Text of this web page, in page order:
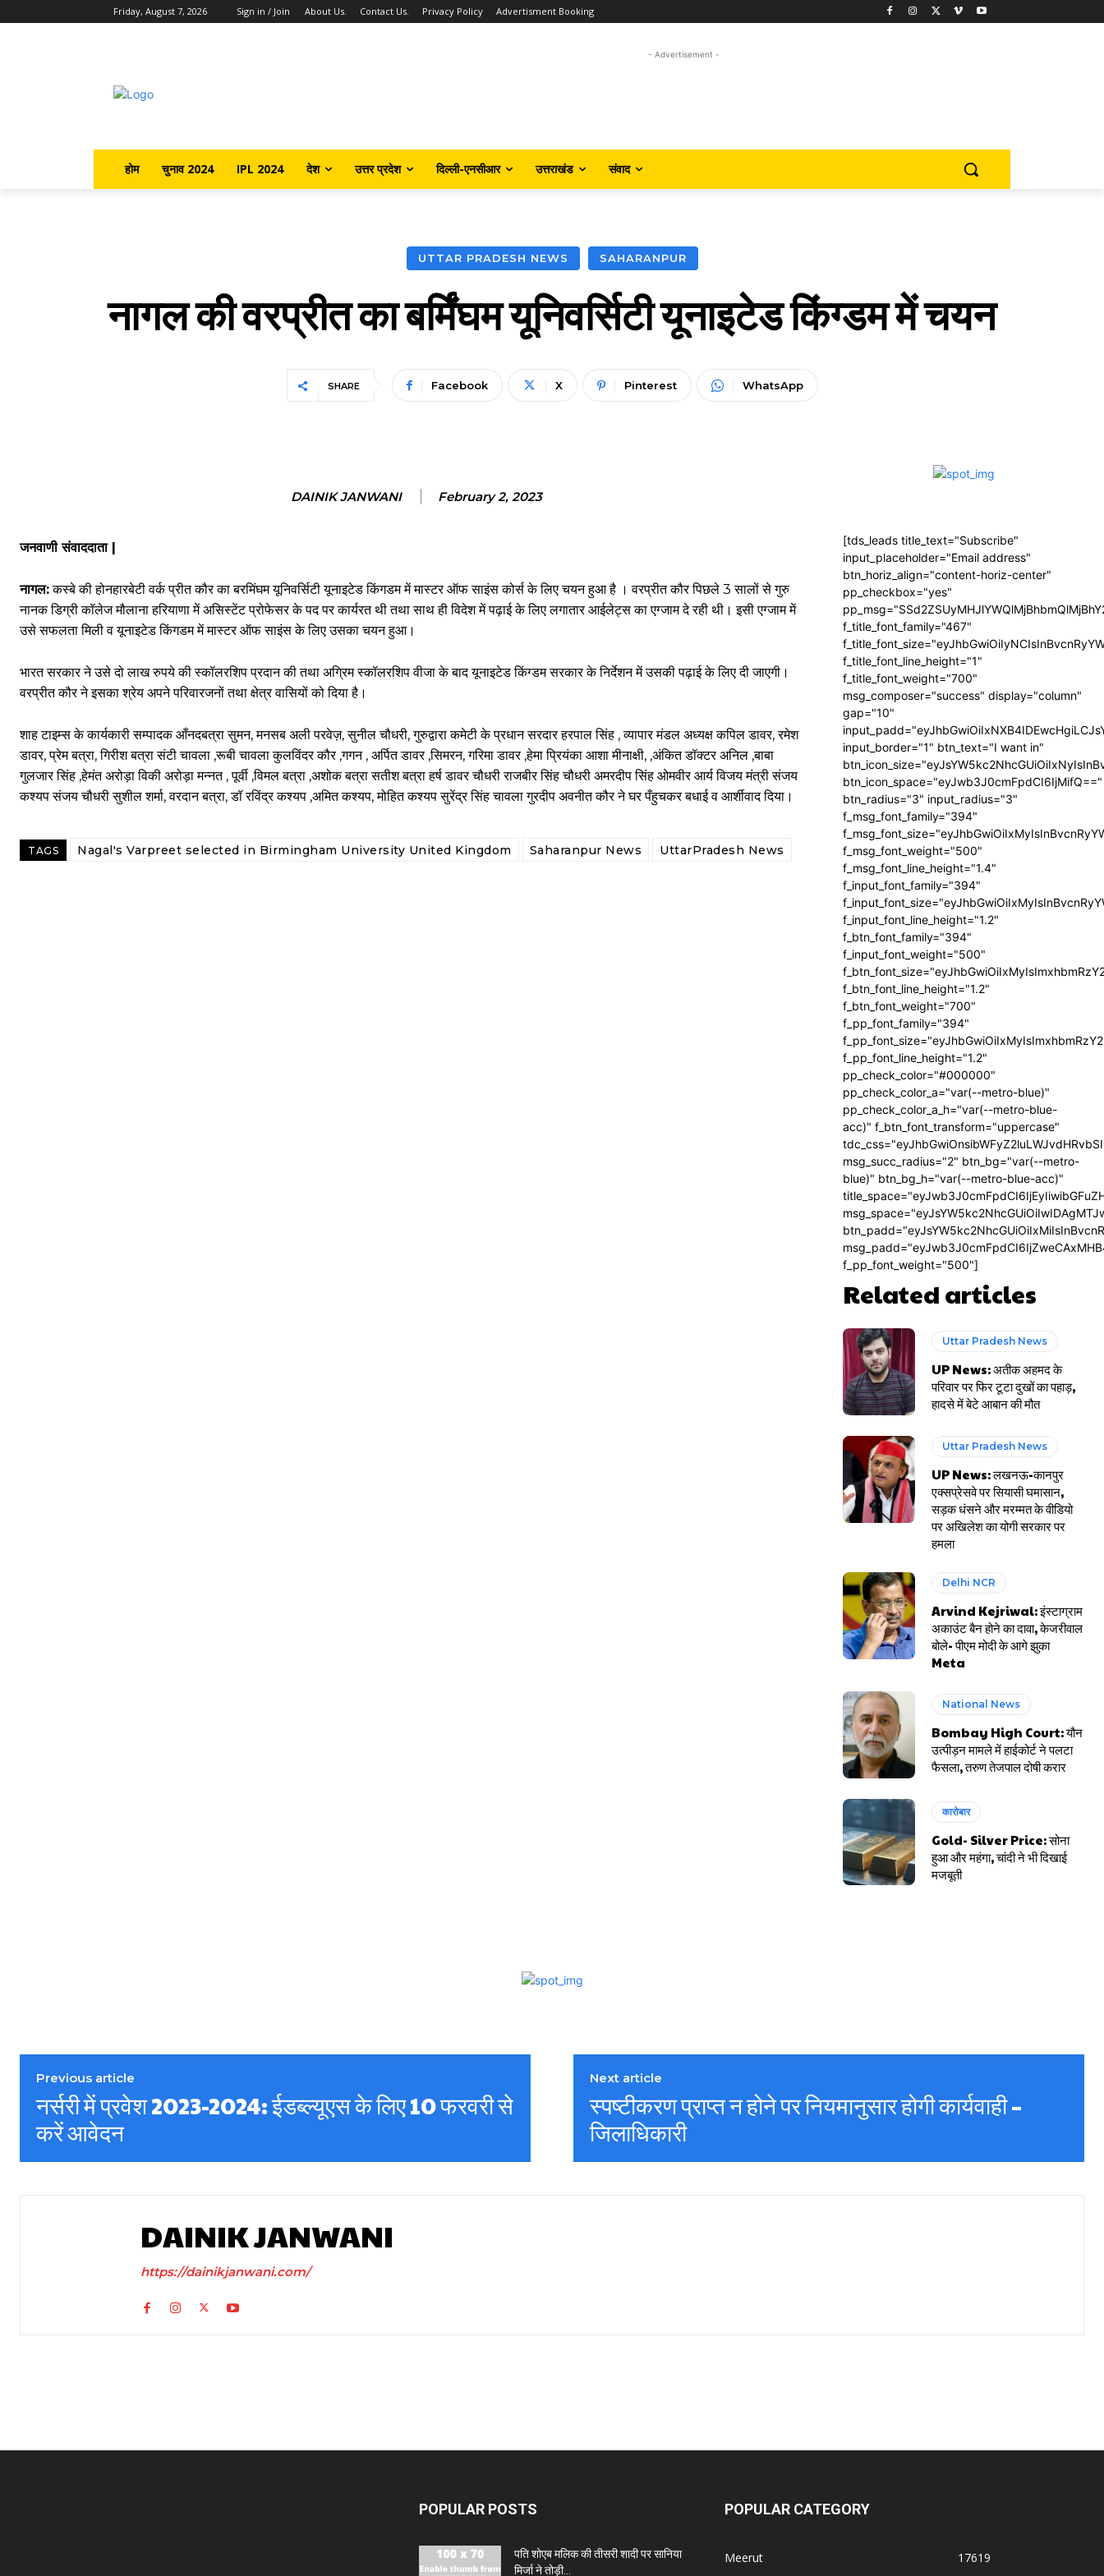
Friday, August 7, 2026 Sign in / Join About Us. Contact Us. Privacy Policy Advertisment Booking
- Advertisement -
होम चुनाव 2024 IPL 2024 देश उत्तर प्रदेश दिल्ली-एनसीआर उत्तराखंड संवाद
UTTAR PRADESH NEWS SAHARANPUR
नागल की वरप्रीत का बर्मिंघम यूनिवर्सिटी यूनाइटेड किंग्डम में चयन
SHARE Facebook X Pinterest WhatsApp
DAINIK JANWANI February 2, 2023
जनवाणी संवाददाता |
नागल:कस्बे की होनहारबेटी वर्क प्रीत कौर का बरमिंघम यूनिवर्सिटी यूनाइटेड किंगडम में मास्टर ऑफ साइंस कोर्स के लिए चयन हुआ है । वरप्रीत कौर पिछले 3 सालों से गुरु
नानक डिग्री कॉलेज मौलाना हरियाणा में असिस्टेंट प्रोफेसर के पद पर कार्यरत थी तथा साथ ही विदेश में पढ़ाई के लिए लगातार आईलेट्स का एग्जाम दे रही थी। इसी एग्जाम में
उसे सफलता मिली व यूनाइटेड किंगडम में मास्टर ऑफ साइंस के लिए उसका चयन हुआ।
भारत सरकार ने उसे दो लाख रुपये की स्कॉलरशिप प्रदान की तथा अग्रिम स्कॉलरशिप वीजा के बाद यूनाइटेड किंग्डम सरकार के निर्देशन में उसकी पढ़ाई के लिए दी जाएगी।
वरप्रीत कौर ने इसका श्रेय अपने परिवारजनों तथा क्षेत्र वासियों को दिया है।
शाह टाइम्स के कार्यकारी सम्पादक आँनदबत्रा सुमन, मनसब अली परवेज़, सुनील चौधरी, गुरुद्वारा कमेटी के प्रधान सरदार हरपाल सिंह , व्यापार मंडल अध्यक्ष कपिल डावर, रमेश
डावर, प्रेम बत्रा, गिरीश बत्रा संटी चावला ,रूबी चावला कुलविंदर कौर ,गगन , अर्पित डावर ,सिमरन, गरिमा डावर ,हेमा प्रियंका आशा मीनाक्षी, ,अंकित डॉक्टर अनिल ,बाबा
गुलजार सिंह ,हेमंत अरोड़ा विकी अरोड़ा मन्नत , पूर्वी ,विमल बत्रा ,अशोक बत्रा सतीश बत्रा हर्ष डावर चौधरी राजबीर सिंह चौधरी अमरदीप सिंह ओमवीर आर्य विजय मंत्री संजय
कश्यप संजय चौधरी सुशील शर्मा, वरदान बत्रा, डॉ रविंद्र कश्यप ,अमित कश्यप, मोहित कश्यप सुरेंद्र सिंह चावला गुरदीप अवनीत कौर ने घर पँहुचकर बधाई व आर्शीवाद दिया।
TAGS Nagal's Varpreet selected in Birmingham University United Kingdom Saharanpur News UttarPradesh News
[tds_leads title_text="Subscribe"
input_placeholder="Email address"
btn_horiz_align="content-horiz-center"
pp_checkbox="yes"
f_title_font_family="467"
f_title_font_line_height="1"
f_title_font_weight="700"
msg_composer="success" display="column"
gap="10"
input_border="1" btn_text="I want in"
btn_icon_space="eyJwb3J0cmFpdCI6IjMifQ=="
btn_radius="3" input_radius="3"
f_msg_font_family="394"
f_msg_font_weight="500"
f_msg_font_line_height="1.4"
f_input_font_family="394"
f_input_font_line_height="1.2"
f_btn_font_family="394"
f_input_font_weight="500"
f_btn_font_line_height="1.2"
f_btn_font_weight="700"
f_pp_font_family="394"
f_pp_font_line_height="1.2"
pp_check_color="#000000"
pp_check_color_a="var(--metro-blue)"
pp_check_color_a_h="var(--metro-blue-
acc)" f_btn_font_transform="uppercase"
msg_succ_radius="2" btn_bg="var(--metro-
blue)" btn_bg_h="var(--metro-blue-acc)"
f_pp_font_weight="500"]
Related articles
Uttar Pradesh News
UP News: अतीक अहमद के
परिवार पर फिर टूटा दुखों का पहाड़,
हादसे में बेटे आबान की मौत
Uttar Pradesh News
UP News: लखनऊ-कानपुर
एक्सप्रेसवे पर सियासी घमासान,
सड़क धंसने और मरम्मत के वीडियो
पर अखिलेश का योगी सरकार पर
हमला
Delhi NCR
Arvind Kejriwal: इंस्टाग्राम
अकाउंट बैन होने का दावा, केजरीवाल
बोले- पीएम मोदी के आगे झुका
Meta
National News
Bombay High Court: यौन
उत्पीड़न मामले में हाईकोर्ट ने पलटा
फैसला, तरुण तेजपाल दोषी करार
कारोबार
Gold- Silver Price: सोना
हुआ और महंगा, चांदी ने भी दिखाई
मजबूती
Previous article
नर्सरी में प्रवेश 2023-2024: ईडब्ल्यूएस के लिए 10 फरवरी से
करें आवेदन
Next article
स्पष्टीकरण प्राप्त न होने पर नियमानुसार होगी कार्यवाही –
जिलाधिकारी
DAINIK JANWANI
https://dainikjanwani.com/
POPULAR POSTS
पति शोएब मलिक की तीसरी शादी पर सानिया
मिर्जा ने तोड़ी...
POPULAR CATEGORY
Meerut
17619